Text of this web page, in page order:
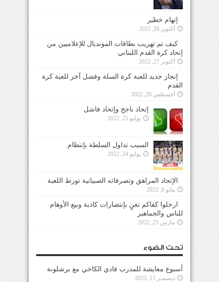
إتهام خطير
أكتوبر 28, 2022
كيف تم تهريب بطاقات المونديال للإعلاميين من
إتحاد كرة القدم اللبناني
أكتوبر 27, 2022
إنجاز جديد للعبة كرة السلة وفشل آخر للعبة كرة
القدم
أغسطس 26, 2022
إتحاد ناجح وإتحاد فاشل
يوليو 25, 2022
السبب تداول السلطة بإنتظام
يوليو 24, 2022
الإتحاد المراهق وتصرفاته الصبيانية تورط اللعبة
مايو 6, 2022
ارحلوا كفاكم تغنٍ بإنتصارات كاذبة وبيع الأوهام
للناس والجماهير
مارس 25, 2022
تحت الضوء
أسبوع معايشة للمدرب فادي الكاخي مع برشلونة
ديسمبر 11, 2023